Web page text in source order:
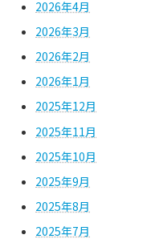
2026年4月
2026年3月
2026年2月
2026年1月
2025年12月
2025年11月
2025年10月
2025年9月
2025年8月
2025年7月